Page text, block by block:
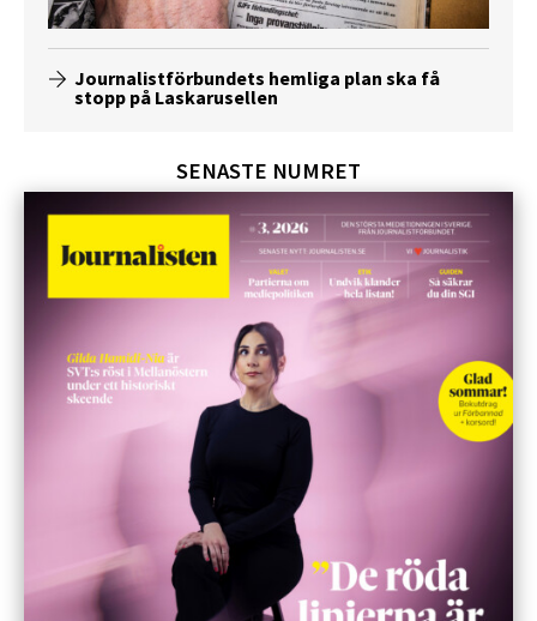
Journalistförbundets hemliga plan ska få
stopp på Laskarusellen
SENASTE NUMRET